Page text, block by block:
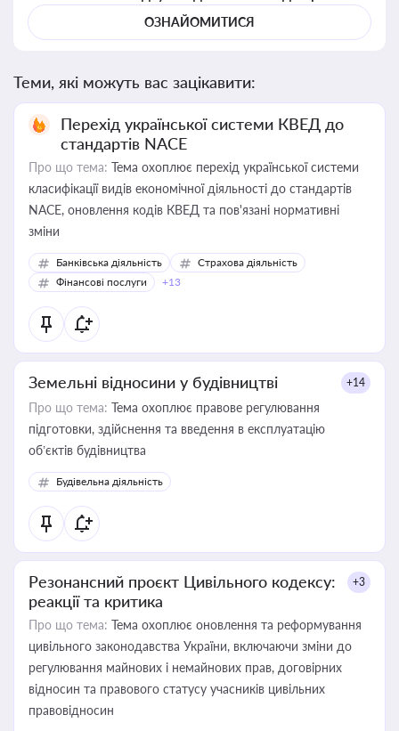
ОЗНАЙОМИТИСЯ
Теми, які можуть вас зацікавити:
Перехід української системи КВЕД до
стандартів NACE
Про що тема: Тема охоплює перехід української системи
класифікації видів економічної діяльності до стандартів
NACE, оновлення кодів КВЕД та пов'язані нормативні
зміни
Банківська діяльність
Страхова діяльність
Фінансові послуги
+13
Земельні відносини у будівництві +14
Про що тема: Тема охоплює правове регулювання
підготовки, здійснення та введення в експлуатацію
об’єктів будівництва
Будівельна діяльність
Резонансний проєкт Цивільного кодексу:
реакції та критика
+3
Про що тема: Тема охоплює оновлення та реформування
цивільного законодавства України, включаючи зміни до
регулювання майнових і немайнових прав, договірних
відносин та правового статусу учасників цивільних
правовідносин